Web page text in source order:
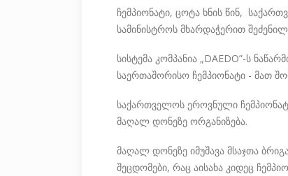
ჩემპიონატი, ცოტა ხნის წინ,
სამინისტროს მხარდაჭერით
სისტემა კომპანია „DAEDO”-ს
საერთაშორისო ჩემპიონატი - მათ
საქართველოს ეროვნული
მაღალ დონეზე ორგანიზება.
მაღალ დონეზე იმუშავა მსაჯთა
შეცდომები, რაც აისახა კიდეც